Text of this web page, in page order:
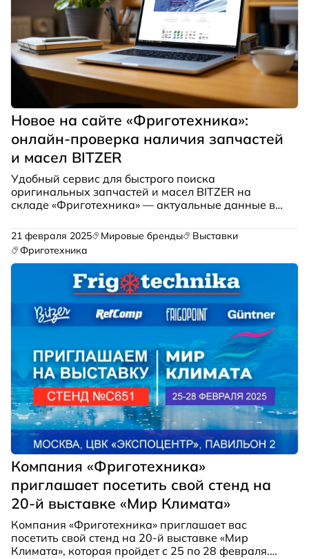
Новое на сайте «Фриготехника»:
онлайн-проверка наличия запчастей
и масел BITZER
Удобный сервис для быстрого поиска
оригинальных запчастей и масел BITZER на
складе «Фриготехника» — актуальные данные в
21 февраля 2025 Мировые бренды
Выставки
Фриготехника
Компания «Фриготехника»
приглашает посетить свой стенд на
20-й выставке «Мир Климата»
Компания «Фриготехника» приглашает вас
посетить свой стенд на 20-й выставке «Мир
Климата», которая пройдет с 25 по 28 февраля.